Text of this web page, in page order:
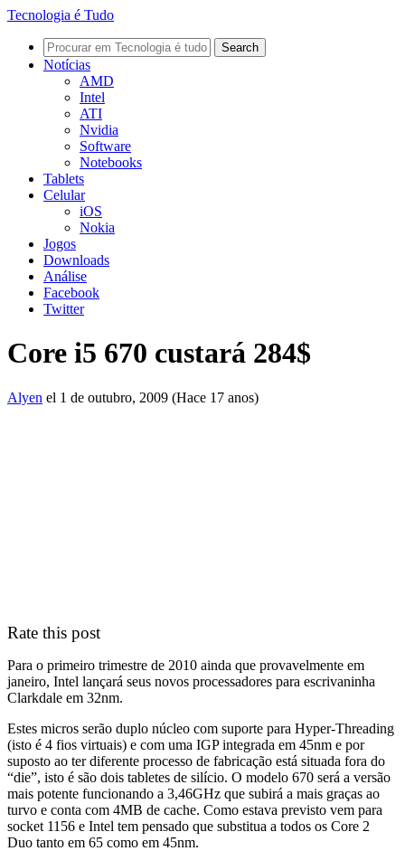
Tecnologia é Tudo
Notícias
AMD
Intel
ATI
Nvidia
Software
Notebooks
Tablets
Celular
iOS
Nokia
Jogos
Downloads
Análise
Facebook
Twitter
Core i5 670 custará 284$
Alyen el 1 de outubro, 2009 (Hace 17 anos)
Rate this post
Para o primeiro trimestre de 2010 ainda que provavelmente em
janeiro, Intel lançará seus novos processadores para escrivaninha
Clarkdale em 32nm.
Estes micros serão duplo núcleo com suporte para Hyper-Threading
(isto é 4 fios virtuais) e com uma IGP integrada em 45nm e por
suposto ao ter diferente processo de fabricação está situada fora do
“die”, isto é são dois tabletes de silício. O modelo 670 será a versão
mais potente funcionando a 3,46GHz que subirá a mais graças ao
turvo e conta com 4MB de cache. Como estava previsto vem para
socket 1156 e Intel tem pensado que substitua a todos os Core 2
Duo tanto em 65 como em 45nm.